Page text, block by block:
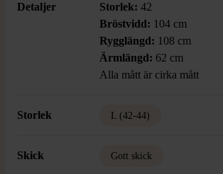
Detaljer Storlek: 42
Bröstvidd: 104 cm
Rygglängd: 108 cm
Ärmlängd: 62 cm
Alla mått är cirka mått
Storlek L (42-44)
Skick Gott skick